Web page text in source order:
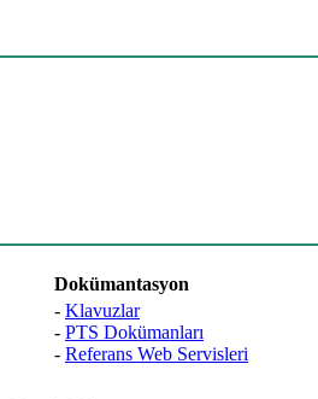
Dokümantasyon
- Klavuzlar
- PTS Dokümanları
- Referans Web Servisleri